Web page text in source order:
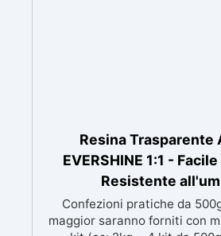
Resina Trasparente
EVERSHINE 1:1 -
Resistente
Confezioni pratiche da
maggior saranno forniti con